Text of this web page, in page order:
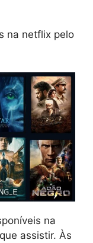
na netflix pelo
na
assistir. Às